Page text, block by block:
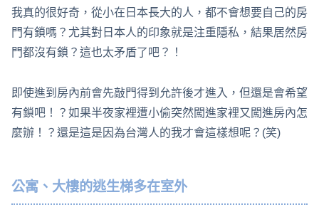
我真的很好奇，從小在日本長大的人，都不會想要自己的房
門有鎖嗎？尤其對日本人的印象就是注重隱私，結果居然房
門都沒有鎖？這也太矛盾了吧？！
即使進到房內前會先敲門得到允許後才進入，但還是會希望
有鎖吧！？如果半夜家裡遭小偷突然闖進家裡又闖進房內怎
麼辦！？還是這是因為台灣人的我才會這樣想呢？(笑)
公寓、大樓的逃生梯多在室外